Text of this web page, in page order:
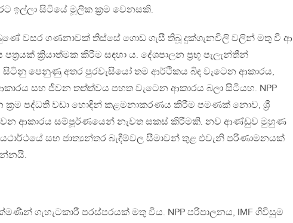
ඉල්ලා සිටියේ මූලික ක්‍රම වෙනසකි.
වසර ගණනාවක් තිස්සේ ගොඩ ගැසී තිබූ දුක්ගැනවිලි වලින් මතු වී ආ
පත්‍රයක් ක්‍රියාත්මක කිරීම සඳහා ය. දේශපාලන ප්‍රභූ පැලැන්තීන්
සිටිනු පෙනුණු අතර පුරවැසියෝ තම ආර්ථිකය බිඳ වැටෙන ආකාරය,
සහ ජීවන තත්ත්වය පහත වැටෙන ආකාරය බලා සිටියහ. NPP
පද්ධති වඩා හොඳින් කළමනාකරණය කිරීම පමණක් නොව, ශ්‍රී
වන ආකාරය සම්පූර්ණයෙන් නැවත සකස් කිරීමකි. නව ආණ්ඩුව මුහුණ
සහ ජාත්‍යන්තර බැඳීම්වල සීමාවන් තුළ එවැනි පරිණාමනයක්
ගැහැටකාරී පරස්පරයක් මතු විය. NPP පරිපාලනය, IMF ගිවිසුම